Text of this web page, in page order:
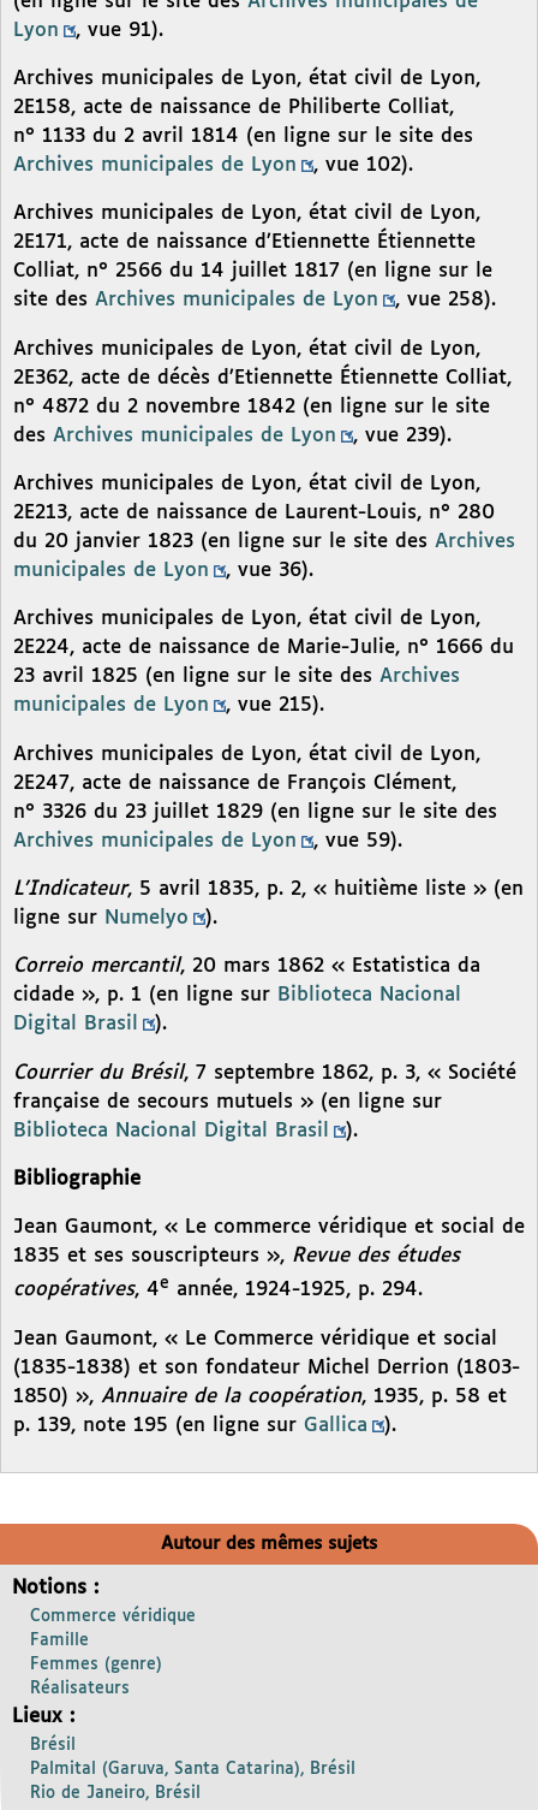
Lyon
, vue 91).
Archives municipales de Lyon, état civil de Lyon,
2E158, acte de naissance de Philiberte Colliat,
n° 1133 du 2 avril 1814 (en ligne sur le site des
Archives municipales de Lyon
, vue 102).
Archives municipales de Lyon, état civil de Lyon,
2E171, acte de naissance d’Etiennette Étiennette
Colliat, n° 2566 du 14 juillet 1817 (en ligne sur le
site des Archives municipales de Lyon , vue 258).
Archives municipales de Lyon, état civil de Lyon,
2E362, acte de décès d’Etiennette Étiennette Colliat,
n° 4872 du 2 novembre 1842 (en ligne sur le site
des Archives municipales de Lyon , vue 239).
Archives municipales de Lyon, état civil de Lyon,
2E213, acte de naissance de Laurent-Louis, n° 280
du 20 janvier 1823 (en ligne sur le site des Archives
municipales de Lyon
, vue 36).
Archives municipales de Lyon, état civil de Lyon,
2E224, acte de naissance de Marie-Julie, n° 1666 du
23 avril 1825 (en ligne sur le site des Archives
municipales de Lyon
, vue 215).
Archives municipales de Lyon, état civil de Lyon,
2E247, acte de naissance de François Clément,
n° 3326 du 23 juillet 1829 (en ligne sur le site des
Archives municipales de Lyon
, vue 59).
L’Indicateur, 5 avril 1835, p. 2, « huitième liste » (en
ligne sur Numelyo ).
Correio mercantil, 20 mars 1862 « Estatistica da
cidade », p. 1 (en ligne sur Biblioteca Nacional
Digital Brasil
).
Courrier du Brésil, 7 septembre 1862, p. 3, « Société
française de secours mutuels » (en ligne sur
Biblioteca Nacional Digital Brasil
).
Bibliographie
Jean Gaumont, « Le commerce véridique et social de
1835 et ses souscripteurs », Revue des études
coopératives, 4e année, 1924-1925, p. 294.
Jean Gaumont, « Le Commerce véridique et social
(1835-1838) et son fondateur Michel Derrion (1803-
1850) », Annuaire de la coopération, 1935, p. 58 et
p. 139, note 195 (en ligne sur Gallica ).
Autour des mêmes sujets
Notions :
Commerce véridique
Famille
Femmes (genre)
Réalisateurs
Lieux :
Brésil
Palmital (Garuva, Santa Catarina), Brésil
Rio de Janeiro, Brésil